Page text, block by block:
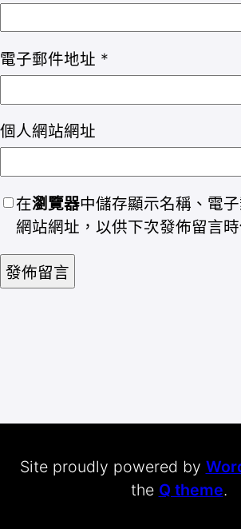
電子郵件地址 *
個人網站網址
在瀏覽器中儲存顯示名稱、電
網站網址，以供下次發佈留言時
Site proudly powered by
the Q theme.